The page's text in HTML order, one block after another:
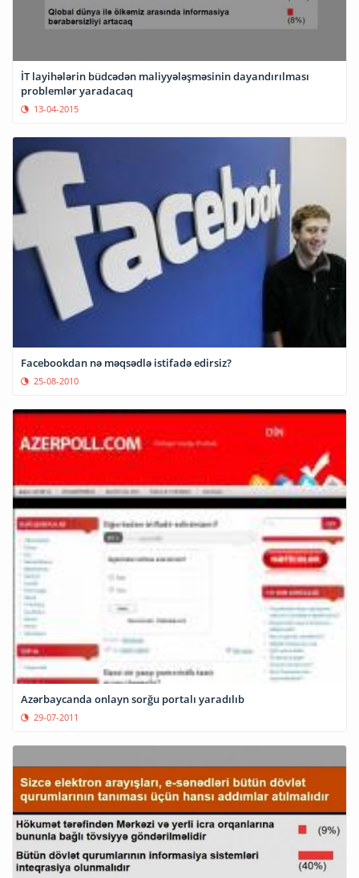
İT layihələrin büdcədən maliyyələşməsinin dayandırılması
problemlər yaradacaq
13-04-2015
Facebookdan nə məqsədlə istifadə edirsiz?
25-08-2010
Azərbaycanda onlayn sorğu portalı yaradılıb
29-07-2011